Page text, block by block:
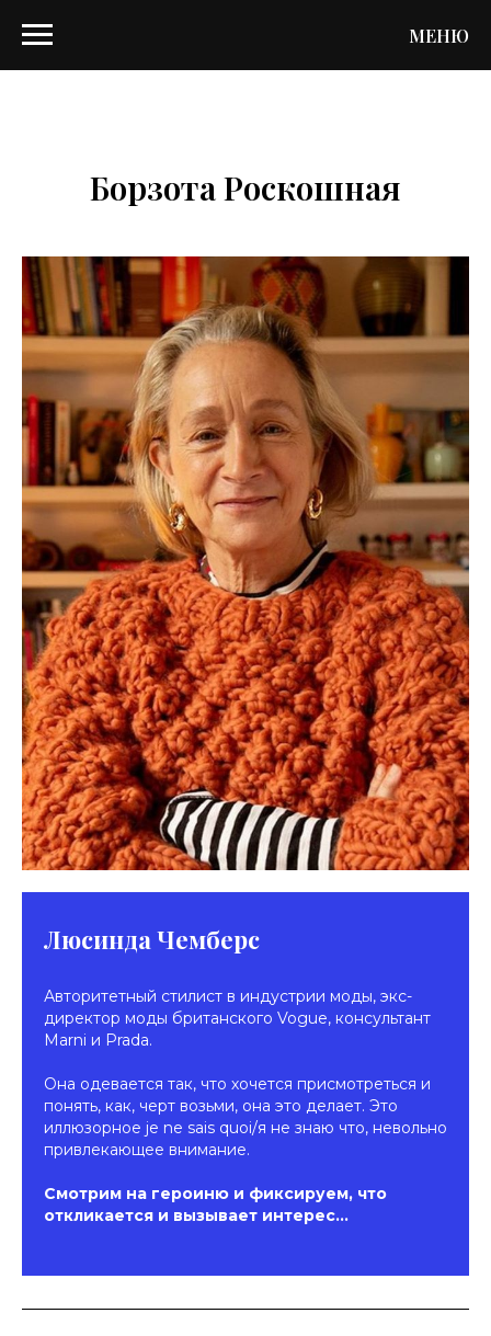
МЕНЮ
Борзота Роскошная
Люсинда Чемберс
Авторитетный стилист в индустрии моды, экс-
директор моды британского Vogue, консультант
Marni и Prada.
Она одевается так, что хочется присмотреться и
понять, как, черт возьми, она это делает. Это
иллюзорное je ne sais quoi/я не знаю что, невольно
привлекающее внимание.
Смотрим на героиню и фиксируем, что
откликается и вызывает интерес...